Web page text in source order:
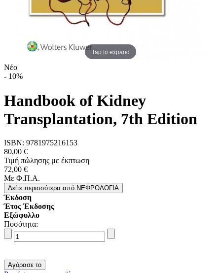
Tap to expand
Νέο
- 10%
Handbook of Kidney
Transplantation, 7th Edition
ISBN: 9781975216153
80,00 €
Τιμή πώλησης με έκπτωση
72,00 €
Με Φ.Π.Α.
Δείτε περισσότερα από ΝΕΦΡΟΛΟΓΙΑ
Έκδοση
Έτος Έκδοσης
Εξώφυλλο
Ποσότητα: